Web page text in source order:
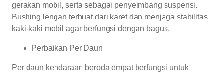
gerakan mobil, serta sebagai penyeimbang suspensi.
Bushing lengan terbuat dari karet dan menjaga stabilitas
kaki-kaki mobil agar berfungsi dengan bagus.
Perbaikan Per Daun
Per daun kendaraan beroda empat berfungsi untuk